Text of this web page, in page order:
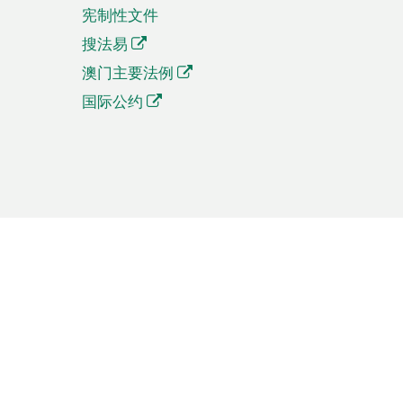
宪制性文件
搜法易
澳门主要法例
国际公约